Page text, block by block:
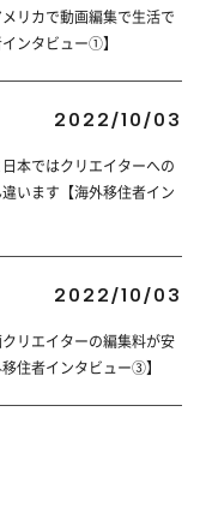
リカで動画編集で生活で
ンタビュー①】
2022/10/03
日本ではクリエイターへの
います【海外移住者イン
2022/10/03
クリエイターの編集料が安
住者インタビュー③】